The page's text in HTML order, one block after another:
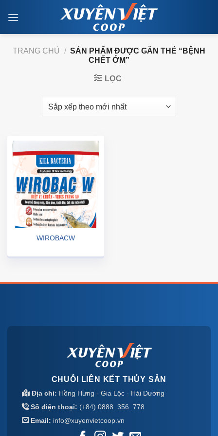
TRANG CHỦ / SẢN PHẨM ĐƯỢC GẮN THẺ “BỆNH
CHẾT ỚM”
LỌC
WIROBACW
CHUỖI LIÊN KẾT THỦY SẢN
Địa chỉ: Hồng Hưng - Gia Lộc - Hải Dương
Số điện thoại: (+84) 0888. 356. 778
Email: info@xuyenvietcoop.vn